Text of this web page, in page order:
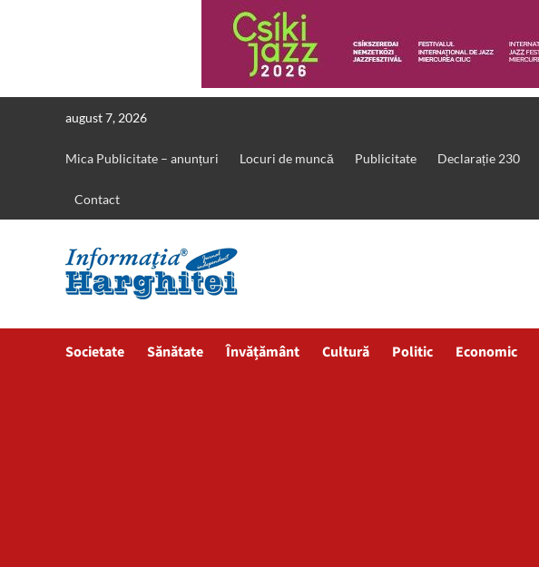
august 7, 2026
Mica Publicitate – anunțuri Locuri de muncă Publicitate Declarație 230
Contact
Societate Sănătate Învățământ Cultură Politic Economic